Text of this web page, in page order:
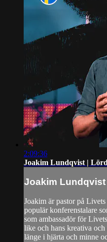
2:09:36
Joakim Lundqvist |
Joakim Lundqvist
Joakim är pastor på
populär konferenstalare
som ambassadör för
like och hans kreativa
länge i hjärta och minne